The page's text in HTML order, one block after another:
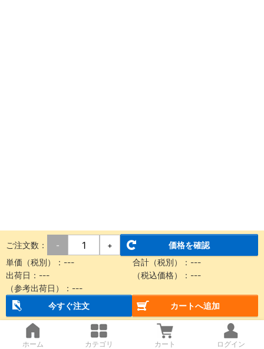
ご注文数： - +
価格を確認
単価（税別）： --- 合計（税別）： ---
出荷日： --- （税込価格）： ---
（参考出荷日）： ---
今すぐ注文
カートへ追加
ホーム カテゴリ カート ログイン